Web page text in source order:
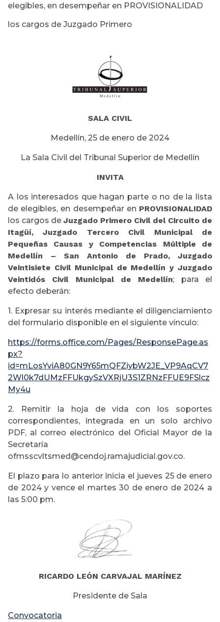
elegibles, en desempeñar en PROVISIONALIDAD
los cargos de Juzgado Primero
SALA CIVIL
Medellín, 25 de enero de 2024
La Sala Civil del Tribunal Superior de Medellín
INVITA
A los interesados que hagan parte o no de la lista
de elegibles, en desempeñar en PROVISIONALIDAD
los cargos de Juzgado Primero Civil del Circuito de
Itagüí, Juzgado Tercero Civil Municipal de
Pequeñas Causas y Competencias Múltiple de
Medellín – San Antonio de Prado, Juzgado
Veintisiete Civil Municipal de Medellín y Juzgado
Veintidós Civil Municipal de Medellín; para el
efecto deberán:
1. Expresar su interés mediante el diligenciamiento
del formulario disponible en el siguiente vínculo:
https://forms.office.com/Pages/ResponsePage.as
px?
id=mLosYviA80GN9Y65mQFZiybW2JE_VP9AqCV7
2Wl0k7dUMzFFUkgySzVXRjU3S1ZRNzFFUE9FSlcz
My4u
2. Remitir la hoja de vida con los soportes
correspondientes, integrada en un solo archivo
PDF, al correo electrónico del Oficial Mayor de la
Secretaría
ofmsscvltsmed@cendoj.ramajudicial.gov.co.
El plazo para lo anterior inicia el jueves 25 de enero
de 2024 y vence el martes 30 de enero de 2024 a
las 5:00 pm.
RICARDO LEÓN CARVAJAL MARÍNEZ
Presidente de Sala
Convocatoria